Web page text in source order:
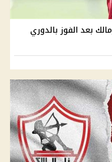
بعد الفوز بالدوري